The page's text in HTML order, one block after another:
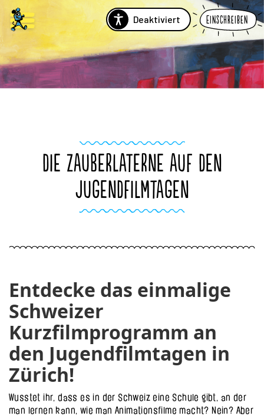
Deaktiviert Einschreiben
DIE ZAUBERLATERNE AUF DEN
JUGENDFILMTAGEN
Entdecke das einmalige
Schweizer
Kurzfilmprogramm an
den Jugendfilmtagen in
Zürich!
Wusstet ihr, dass es in der Schweiz eine Schule gibt, an der
man lernen kann, wie man Animationsfilme macht? Nein? Aber